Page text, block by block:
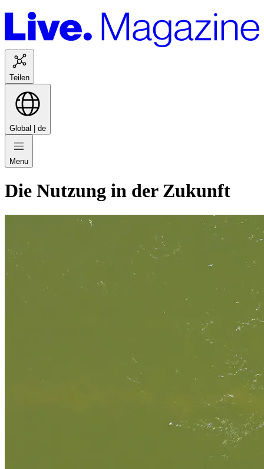
Teilen
Global | de
Menu
Die Nutzung in der Zukunft